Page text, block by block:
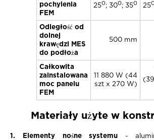
pochylenia
FEM
250; 300; 350 25
Odległość od
dolnej
krawędzi MES
do podłoża
500 mm
Całkowita
zainstalowana
moc panelu
FEM
11 880 W (44
szt х 270 W)
Materiały użyte w
1. Elementy nośne systemu-